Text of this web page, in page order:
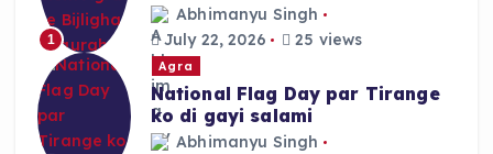
1
Abhimanyu Singh
July 22, 2026
25 views
Agra
National Flag Day par Tirange
ko di gayi salami
Abhimanyu Singh